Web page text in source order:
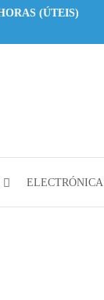
(ÚTEIS)
ELECTRÓNICA